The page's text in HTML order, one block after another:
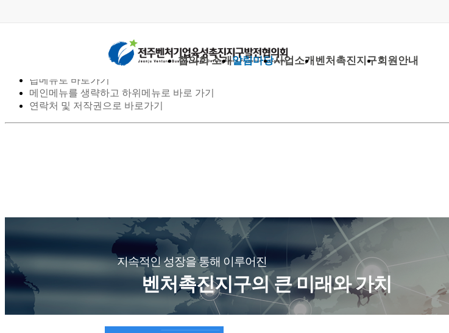
탑메뉴로 바로가기
메인메뉴를 생략하고 하위메뉴로 바로 가기
연락처 및 저작권으로 바로가기
협의회 소개알림마당사업소개 벤처촉진지구회원안내
지속적인 성장을 통해 이루어진
벤처촉진지구의 큰 미래와 가치